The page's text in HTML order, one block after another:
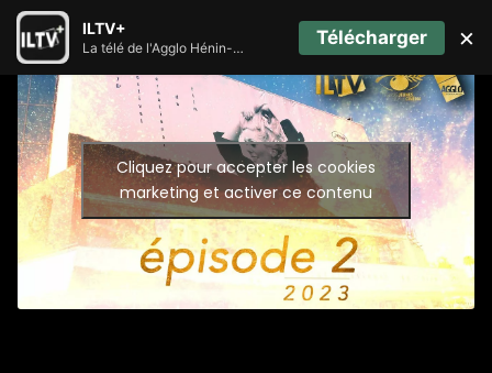
Cliquez pour accepter les cookies
marketing et activer ce contenu
ILTV+
La télé de l'Agglo Hénin-Carvin Télécharger ×